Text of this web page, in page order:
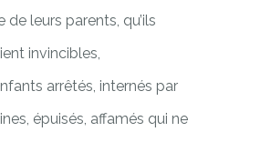
de leurs parents, qu’ils
invincibles,
arrêtés, internés par
épuisés, affamés qui ne